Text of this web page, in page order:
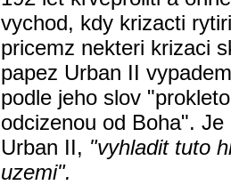
vychod, kdy krizacti
pricemz nekteri krizaci
papez Urban II
podle jeho slov
odcizenou od Boha". Je
Urban II, "vyhladit tuto
uzemi".